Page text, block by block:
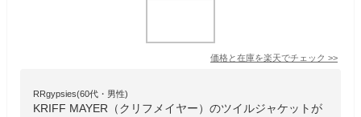
価格と在庫を楽天でチェック >>
RRgypsies(60代・男性)
KRIFF MAYER（クリフメイヤー）のツイルジャケットが